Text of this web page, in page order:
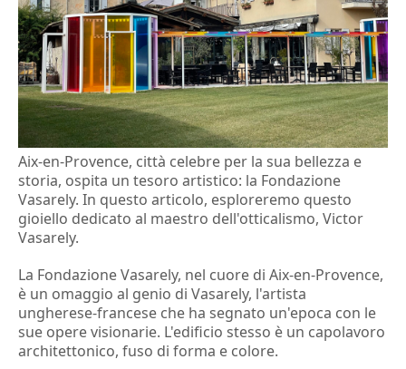
Aix-en-Provence, città celebre per la sua bellezza e
storia, ospita un tesoro artistico: la Fondazione
Vasarely. In questo articolo, esploreremo questo
gioiello dedicato al maestro dell'otticalismo, Victor
Vasarely.
La Fondazione Vasarely, nel cuore di Aix-en-Provence,
è un omaggio al genio di Vasarely, l'artista
ungherese-francese che ha segnato un'epoca con le
sue opere visionarie. L'edificio stesso è un capolavoro
architettonico, fuso di forma e colore.